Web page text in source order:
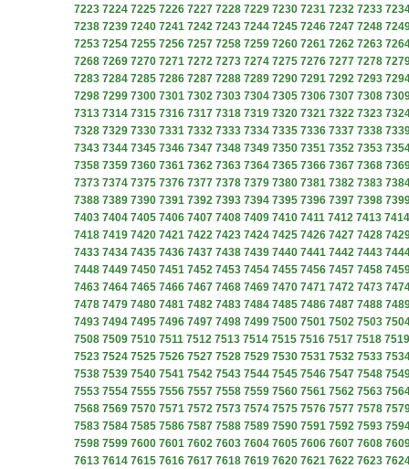
7223 7224 7225 7226 7227 7228 7229 7230 7231 7232 7233
7238 7239 7240 7241 7242 7243 7244 7245 7246 7247 7248
7253 7254 7255 7256 7257 7258 7259 7260 7261 7262 7263
7268 7269 7270 7271 7272 7273 7274 7275 7276 7277 7278
7283 7284 7285 7286 7287 7288 7289 7290 7291 7292 7293
7298 7299 7300 7301 7302 7303 7304 7305 7306 7307 7308
7313 7314 7315 7316 7317 7318 7319 7320 7321 7322 7323
7328 7329 7330 7331 7332 7333 7334 7335 7336 7337 7338
7343 7344 7345 7346 7347 7348 7349 7350 7351 7352 7353
7358 7359 7360 7361 7362 7363 7364 7365 7366 7367 7368
7373 7374 7375 7376 7377 7378 7379 7380 7381 7382 7383
7388 7389 7390 7391 7392 7393 7394 7395 7396 7397 7398
7403 7404 7405 7406 7407 7408 7409 7410 7411 7412 7413 7414
7418 7419 7420 7421 7422 7423 7424 7425 7426 7427 7428
7433 7434 7435 7436 7437 7438 7439 7440 7441 7442 7443
7448 7449 7450 7451 7452 7453 7454 7455 7456 7457 7458
7463 7464 7465 7466 7467 7468 7469 7470 7471 7472 7473
7478 7479 7480 7481 7482 7483 7484 7485 7486 7487 7488
7493 7494 7495 7496 7497 7498 7499 7500 7501 7502 7503
7508 7509 7510 7511 7512 7513 7514 7515 7516 7517 7518 7519
7523 7524 7525 7526 7527 7528 7529 7530 7531 7532 7533
7538 7539 7540 7541 7542 7543 7544 7545 7546 7547 7548
7553 7554 7555 7556 7557 7558 7559 7560 7561 7562 7563
7568 7569 7570 7571 7572 7573 7574 7575 7576 7577 7578
7583 7584 7585 7586 7587 7588 7589 7590 7591 7592 7593
7598 7599 7600 7601 7602 7603 7604 7605 7606 7607 7608
7613 7614 7615 7616 7617 7618 7619 7620 7621 7622 7623